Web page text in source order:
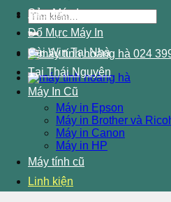
Tìm
kiếm:
024
Sửa Máy In
Đổ Mực Máy In
Cài Win Tại Nhà
Tại Thái Nguyên
Máy In Cũ
Máy in Epson
Máy in Brother và
Máy in Canon
Máy in HP
Máy tính cũ
Linh kiện